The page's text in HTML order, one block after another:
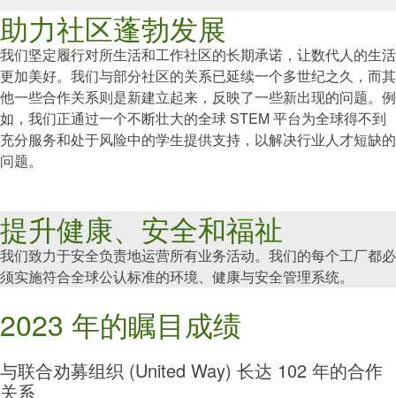
助力社区蓬勃发展
我们坚定履行对所生活和工作社区的长期承诺，让数代人的生活
更加美好。我们与部分社区的关系已延续一个多世纪之久，而其
他一些合作关系则是新建立起来，反映了一些新出现的问题。例
如，我们正通过一个不断壮大的全球 STEM 平台为全球得不到
充分服务和处于风险中的学生提供支持，以解决行业人才短缺的
问题。
提升健康、安全和福祉
我们致力于安全负责地运营所有业务活动。我们的每个工厂都必
须实施符合全球公认标准的环境、健康与安全管理系统。
2023 年的瞩目成绩
与联合劝募组织 (United Way) 长达 102 年的合作
关系